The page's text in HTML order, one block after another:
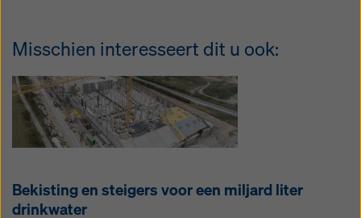
Misschien interesseert dit u ook:
Bekisting en steigers voor een miljard liter
drinkwater